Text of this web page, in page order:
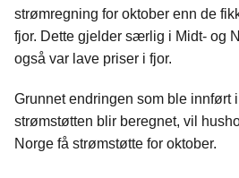
strømregning for oktober enn de
fjor. Dette gjelder særlig i Midt- og
også var lave priser i fjor.
Grunnet endringen som ble innført
strømstøtten blir beregnet, vil
Norge få strømstøtte for oktober.